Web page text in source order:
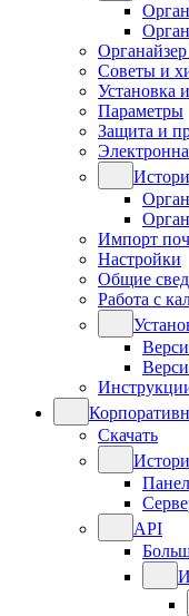
Советы и
Установка
Параметры
Защита и
Импорт
Настройки
Общие
Работа с
Скачать
API